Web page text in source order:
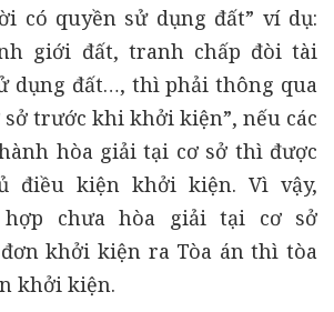
có quyền sử dụng đất” ví dụ:
giới đất, tranh chấp đòi tài
dụng đất…, thì phải thông qua
sở trước khi khởi kiện”, nếu các
hòa giải tại cơ sở thì được
điều kiện khởi kiện. Vì vậy,
chưa hòa giải tại cơ sở
khởi kiện ra Tòa án thì tòa
khởi kiện.